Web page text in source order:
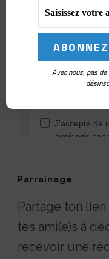
Parrainage
Partage ton
tes ami(e)s à
recevoir une
Avec nous, pas